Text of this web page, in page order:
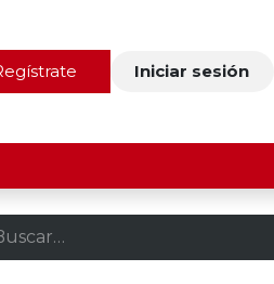
Contacto Iniciar sesión